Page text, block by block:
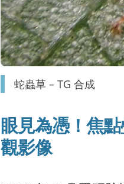
蛇蟲草 – TG 合成
眼見為憑！焦
觀影像